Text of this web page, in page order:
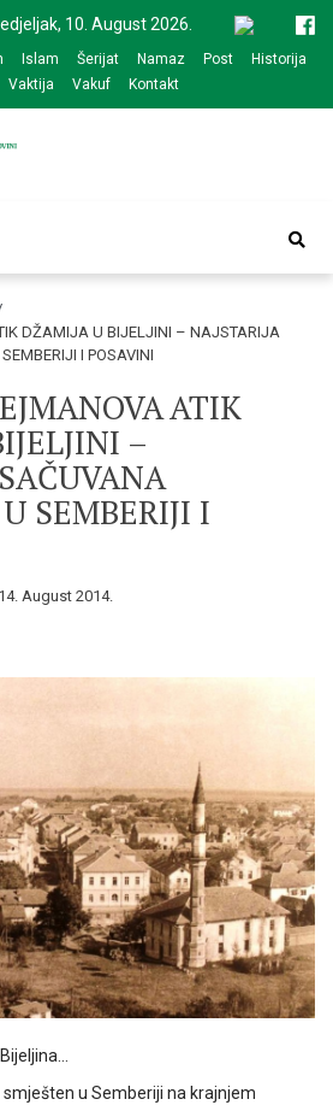
10. August 2026.
Islam Šerijat Namaz Post
Historija
Vaktija Vakuf Kontakt
Bijeljina
DŽAMIJA U BIJELJINI – NAJSTARIJA
I POSAVINI
ATIK
–
SEMBERIJI I
August 2014.
smješten u Semberiji na krajnjem